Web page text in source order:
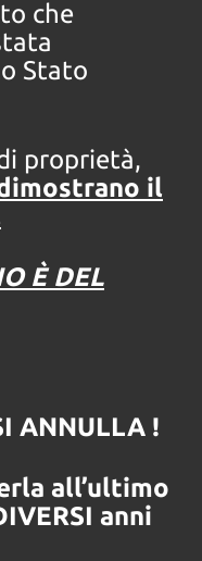
che
Stato
proprietà,
il
È DEL
ANNULLA !
all’ultimo
anni